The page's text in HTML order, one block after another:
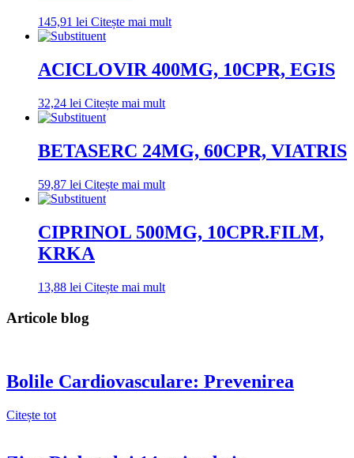
145,91 lei Citește mai mult
ACICLOVIR 400MG, 10CPR, EGIS
32,24 lei Citește mai mult
BETASERC 24MG, 60CPR, VIATRIS
59,87 lei Citește mai mult
CIPRINOL 500MG, 10CPR.FILM,
KRKA
13,88 lei Citește mai mult
Articole blog
Bolile Cardiovasculare: Prevenirea
Citește tot